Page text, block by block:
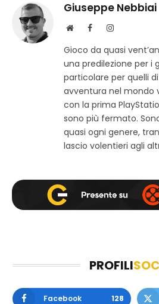
Giuseppe Nebbiai
S
t
o
w
F
c
e
b
k
I
s
t
a
m
Gioco da quasi
una predilezione per i
particolare per quelli
avventura nel mondo
con la prima
sono più fermato.
quasi ogni genere,
lascio volentieri agli
PROFILI
Facebook 128